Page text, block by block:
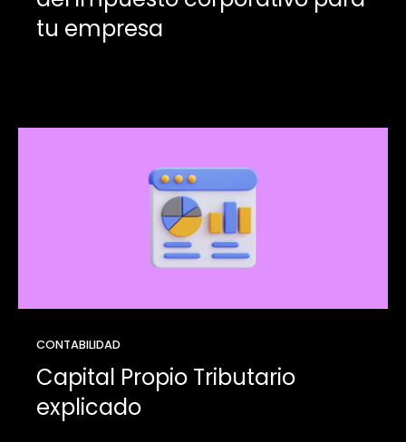
tu empresa
CONTABILIDAD
Capital Propio Tributario
explicado